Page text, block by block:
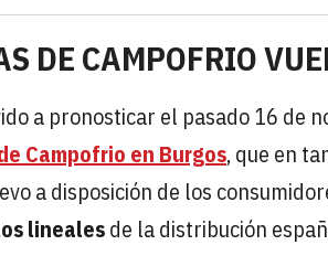
DE CAMPOFRIO
a pronosticar el pasado 16 de
Campofrio en Burgos, que en
a disposición de los
linealesde la distribución